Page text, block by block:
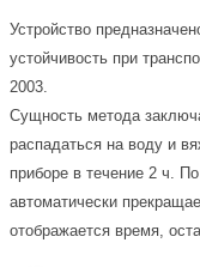
Устройство
устойчивость при
2003.
Сущность метода
распадаться на воду и
приборе в течение 2 ч.
автоматически
отображается время,